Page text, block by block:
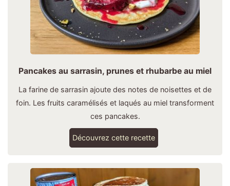
Pancakes au sarrasin, prunes et rhubarbe au miel
La farine de sarrasin ajoute des notes de noisettes et de
foin. Les fruits caramélisés et laqués au miel transforment
ces pancakes.
Découvrez cette recette